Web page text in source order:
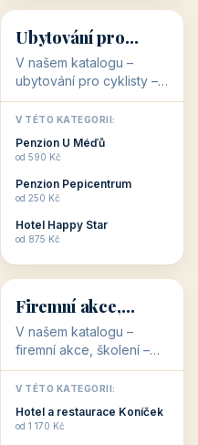
🚴 32 objektů
Ubytování pro
cyklisty
V našem katalogu –
ubytování pro cyklisty –
jsou pro Vás připraveny
objekty, které jsou na
milovníky cykloturistiky
připraveny. Většinou mají
V TÉTO KATEGORII:
Penzion U Méďů
od 590 Kč
Penzion Pepicentrum
od 250 Kč
Hotel Happy Star
od 875 Kč
💼
💼
31 objektů
Firemní akce,
školení
V našem katalogu –
firemní akce, školení –
jsou pro Vás připraveny
objekty, které mají
zkušenosti pořádat i
menší firemní akce a
V TÉTO KATEGORII:
Hotel a restaurace Koníček
od 1 170 Kč